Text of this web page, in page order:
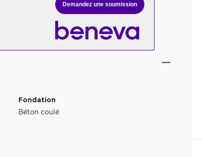
Demandez une soumission
Fondation
Béton coulé